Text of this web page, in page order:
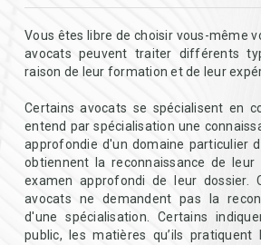
Vous êtes libre de choisir vous-même
avocats peuvent traiter différents
raison de leur formation et de leur
Certains avocats se spécialisent en
entend par spécialisation une
approfondie d'un domaine particulier
obtiennent la reconnaissance de leur
examen approfondi de leur dossier.
avocats ne demandent pas la
d'une spécialisation. Certains
public, les matières qu’ils pratiquent